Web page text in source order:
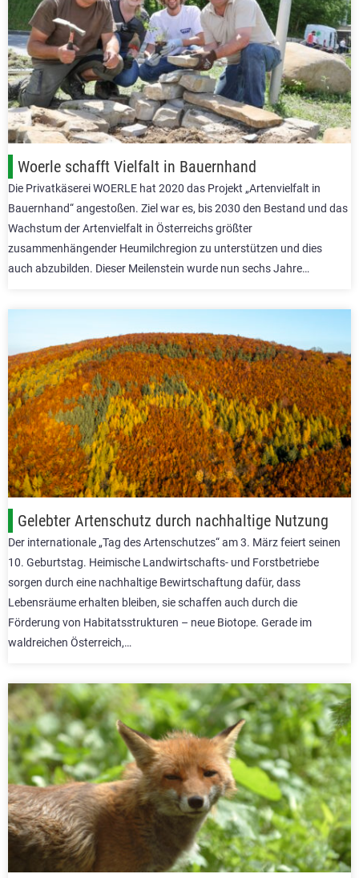
Woerle schafft Vielfalt in Bauernhand
Die Privatkäserei WOERLE hat 2020 das Projekt „Artenvielfalt in
Bauernhand“ angestoßen. Ziel war es, bis 2030 den Bestand und das
Wachstum der Artenvielfalt in Österreichs größter
zusammenhängender Heumilchregion zu unterstützen und dies
auch abzubilden. Dieser Meilenstein wurde nun sechs Jahre…
Gelebter Artenschutz durch nachhaltige Nutzung
Der internationale „Tag des Artenschutzes“ am 3. März feiert seinen
10. Geburtstag. Heimische Landwirtschafts- und Forstbetriebe
sorgen durch eine nachhaltige Bewirtschaftung dafür, dass
Lebensräume erhalten bleiben, sie schaffen auch durch die
Förderung von Habitatsstrukturen – neue Biotope. Gerade im
waldreichen Österreich,…